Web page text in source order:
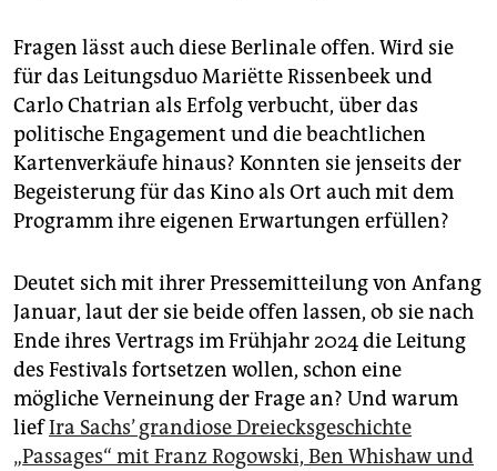
Fragen lässt auch diese Berlinale offen. Wird sie
für das Leitungsduo Mariëtte Rissenbeek und
Carlo Chatrian als Erfolg verbucht, über das
politische Engagement und die beachtlichen
Kartenverkäufe hinaus? Konnten sie jenseits der
Begeisterung für das Kino als Ort auch mit dem
Programm ihre eigenen Erwartungen erfüllen?
Deutet sich mit ihrer Pressemitteilung von Anfang
Januar, laut der sie beide offen lassen, ob sie nach
Ende ihres Vertrags im Frühjahr 2024 die Leitung
des Festivals fortsetzen wollen, schon eine
mögliche Verneinung der Frage an? Und warum
liefIra Sachs’ grandiose Dreiecksgeschichte
„Passages“ mit Franz Rogowski, Ben ­Whishaw und